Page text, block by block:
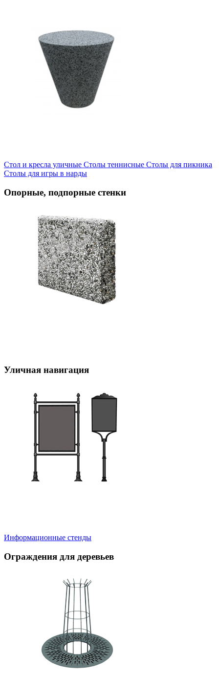
Стол и кресла уличные Cтолы теннисные Столы для пикника
Столы для игры в нарды
Опорные, подпорные стенки
Уличная навигация
Информационные стенды
Ограждения для деревьев